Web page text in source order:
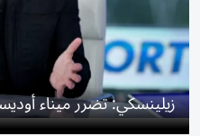
زيلينسكي: تضرر ميناء